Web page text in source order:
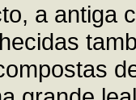
a antiga